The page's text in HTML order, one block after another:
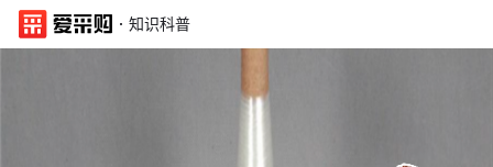
· 知识科普